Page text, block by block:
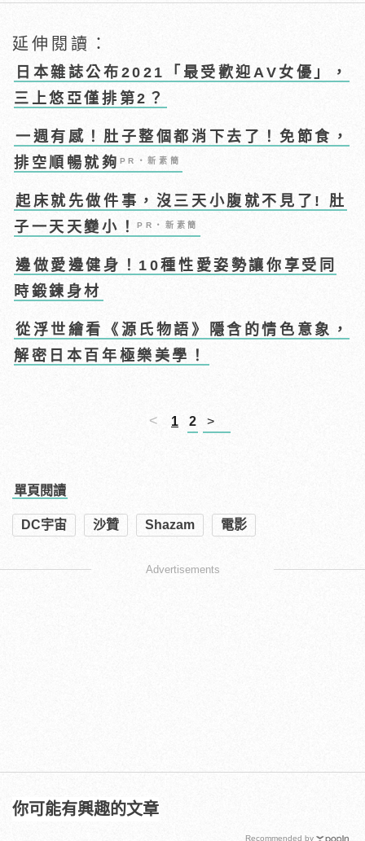
延伸閱讀：
日本雜誌公布2021「最受歡迎AV女優」，
三上悠亞僅排第2？
一週有感！肚子整個都消下去了！免節食，
排空順暢就夠 PR・新素簡
起床就先做件事，沒三天小腹就不見了! 肚
子一天天變小！PR・新素簡
邊做愛邊健身！10種性愛姿勢讓你享受同
時鍛鍊身材
從浮世繪看《源氏物語》隱含的情色意象，
解密日本百年極樂美學！
< 1 2 >
單頁閱讀
DC宇宙 沙贊 Shazam 電影
Advertisements
你可能有興趣的文章
Recommended by